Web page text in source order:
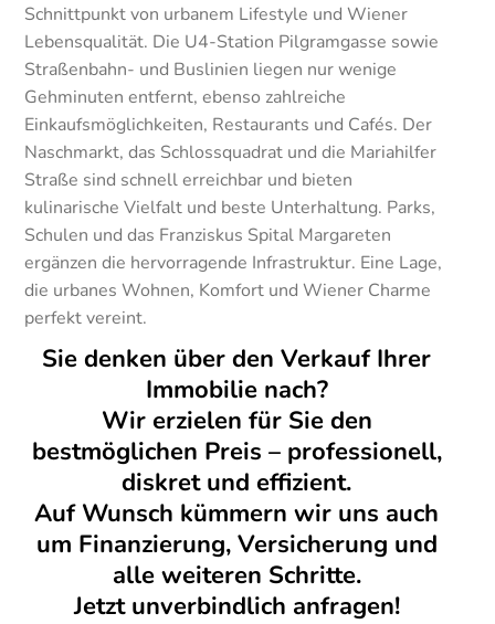
Schnittpunkt von urbanem Lifestyle und Wiener
Lebensqualität. Die U4-Station Pilgramgasse sowie
Straßenbahn- und Buslinien liegen nur wenige
Gehminuten entfernt, ebenso zahlreiche
Einkaufsmöglichkeiten, Restaurants und Cafés. Der
Naschmarkt, das Schlossquadrat und die Mariahilfer
Straße sind schnell erreichbar und bieten
kulinarische Vielfalt und beste Unterhaltung. Parks,
Schulen und das Franziskus Spital Margareten
ergänzen die hervorragende Infrastruktur. Eine Lage,
die urbanes Wohnen, Komfort und Wiener Charme
perfekt vereint.
Sie denken über den Verkauf Ihrer
Immobilie nach?
Wir erzielen für Sie den
bestmöglichen Preis – professionell,
diskret und effizient.
Auf Wunsch kümmern wir uns auch
um Finanzierung, Versicherung und
alle weiteren Schritte.
Jetzt unverbindlich anfragen!